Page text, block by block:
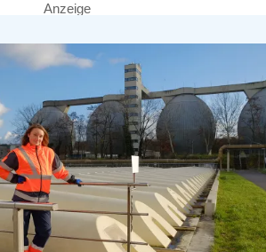
Anzeige